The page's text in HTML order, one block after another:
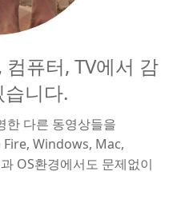
퓨터, TV에서 감
니다.
한 다른 동영상들을
Windows, Mac,
OS환경에서도 문제없이